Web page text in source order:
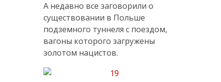
А недавно все заговорили о
существовании в Польше
подземного туннеля с поездом,
вагоны которого загружены
золотом нацистов.